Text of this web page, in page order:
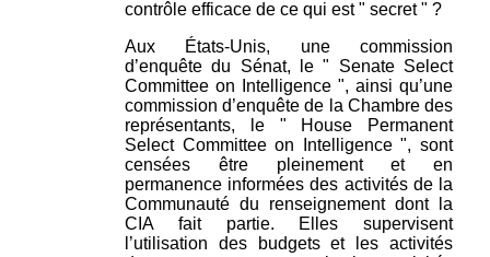
contrôle efficace de ce qui est " secret " ?
Aux États-Unis, une commission
d’enquête du Sénat, le " Senate Select
Committee on Intelligence ", ainsi qu’une
commission d’enquête de la Chambre des
représentants, le " House Permanent
Select Committee on Intelligence ", sont
censées être pleinement et en
permanence informées des activités de la
Communauté du renseignement dont la
CIA fait partie. Elles supervisent
l’utilisation des budgets et les activités